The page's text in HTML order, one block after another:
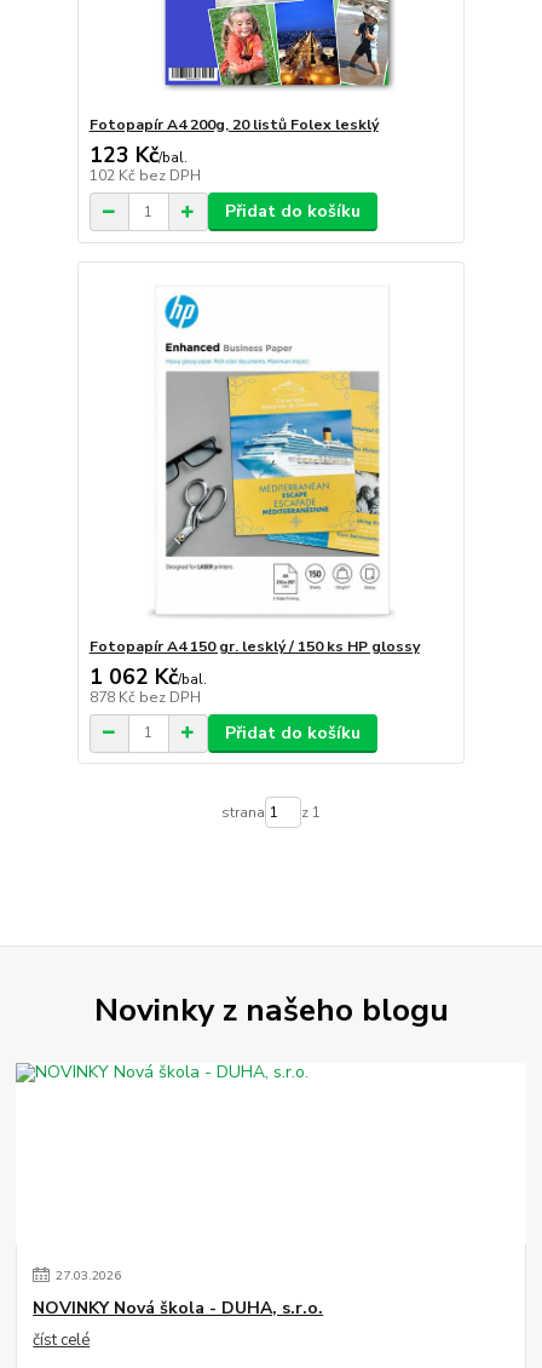
Fotopapír A4 200g, 20 listů Folex lesklý
123 Kč/bal.
102 Kč bez DPH
Přidat do košíku
Fotopapír A4 150 gr. lesklý / 150 ks HP glossy
1 062 Kč/bal.
878 Kč bez DPH
Přidat do košíku
strana z 1
Novinky z našeho blogu
27.03.2026
NOVINKY Nová škola - DUHA, s.r.o.
číst celé